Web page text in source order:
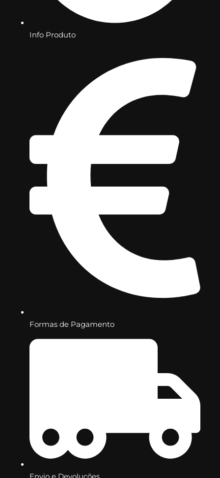
Info Produto
Formas de Pagamento